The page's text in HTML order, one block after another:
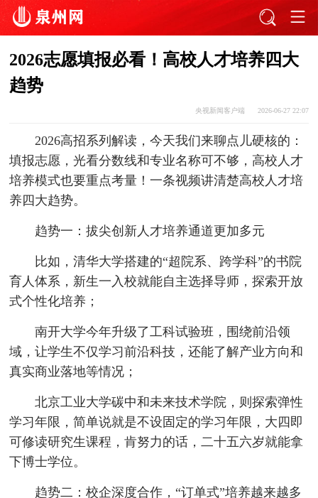
2026志愿填报必看！高校人才培养四大
趋势
央视新闻客户端 2026-06-27 22:07
2026高招系列解读，今天我们来聊点儿硬核的：
填报志愿，光看分数线和专业名称可不够，高校人才
培养模式也要重点考量！一条视频讲清楚高校人才培
养四大趋势。
趋势一：拔尖创新人才培养通道更加多元
比如，清华大学搭建的“超院系、跨学科”的书院
育人体系，新生一入校就能自主选择导师，探索开放
式个性化培养；
南开大学今年升级了工科试验班，围绕前沿领
域，让学生不仅学习前沿科技，还能了解产业方向和
真实商业落地等情况；
北京工业大学碳中和未来技术学院，则探索弹性
学习年限，简单说就是不设固定的学习年限，大四即
可修读研究生课程，肯努力的话，二十五六岁就能拿
下博士学位。
趋势二：校企深度合作，“订单式”培养越来越多